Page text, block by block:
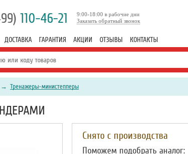
110-46-21 Заказать обратный звонок
9:00-18:00 в рабочие дни
ДОСТАВКА ГАРАНТИЯ АКЦИИ ОТЗЫВЫ КОНТАКТЫ
→ Тренажеры-министепперы
Снято с производства
Поможем подобрать аналог: